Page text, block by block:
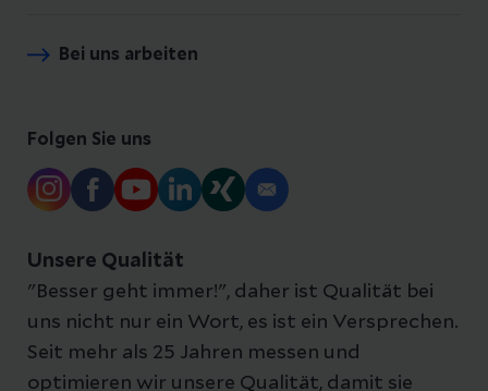
Bei uns arbeiten
Folgen Sie uns
Unsere Qualität
"Besser geht immer!", daher ist Qualität bei
uns nicht nur ein Wort, es ist ein Versprechen.
Seit mehr als 25 Jahren messen und
optimieren wir unsere Qualität, damit sie